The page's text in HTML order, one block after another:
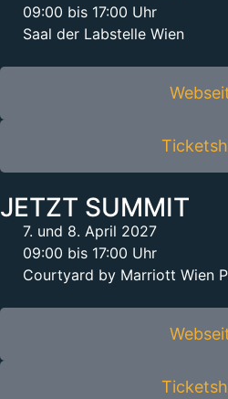
09:00 bis 17:00 Uhr
Saal der Labstelle Wien
JETZT SUMMIT
7. und 8. April 2027
09:00 bis 17:00 Uhr
Courtyard by Marriott Wien